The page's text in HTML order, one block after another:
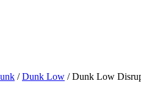
/Dunk Low / Dunk Low